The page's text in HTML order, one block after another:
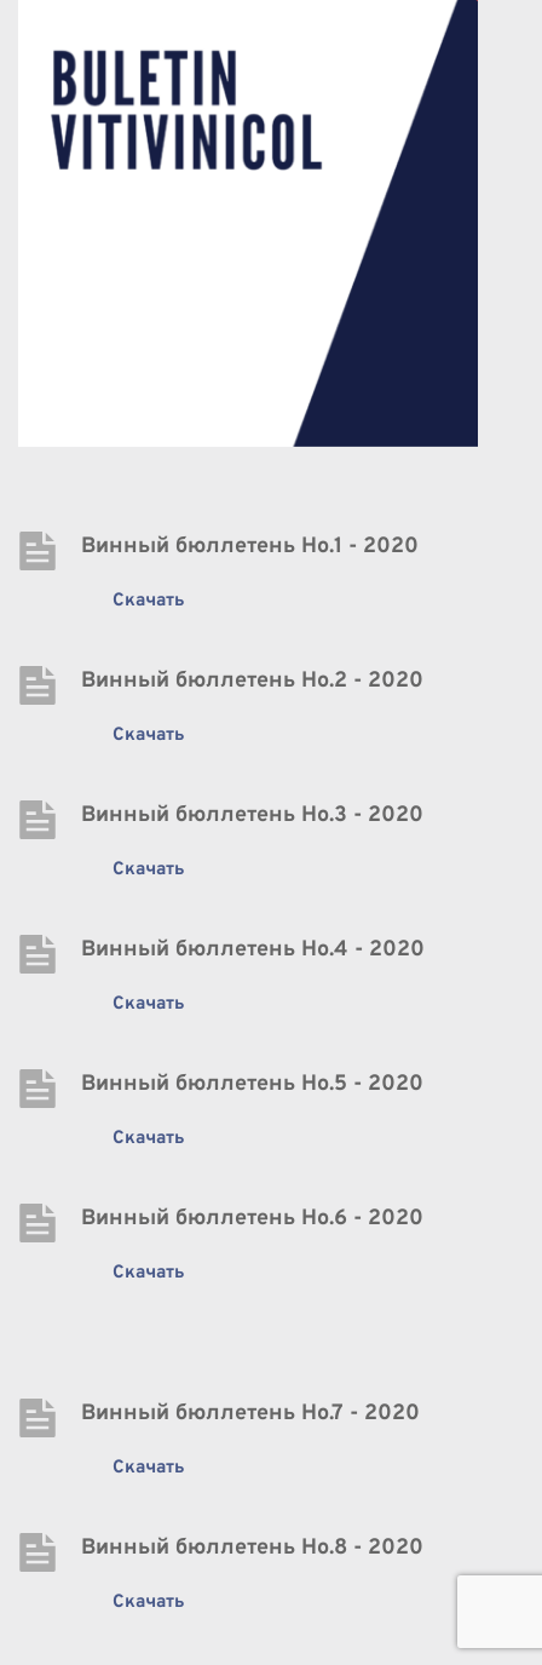
Винный бюллетень Нo.1 - 2020
Скачать
Винный бюллетень Нo.2 - 2020
Скачать
Винный бюллетень Нo.3 - 2020
Скачать
Винный бюллетень Нo.4 - 2020
Скачать
Винный бюллетень Нo.5 - 2020
Скачать
Винный бюллетень Нo.6 - 2020
Скачать
Винный бюллетень Нo.7 - 2020
Скачать
Винный бюллетень Нo.8 - 2020
Скачать